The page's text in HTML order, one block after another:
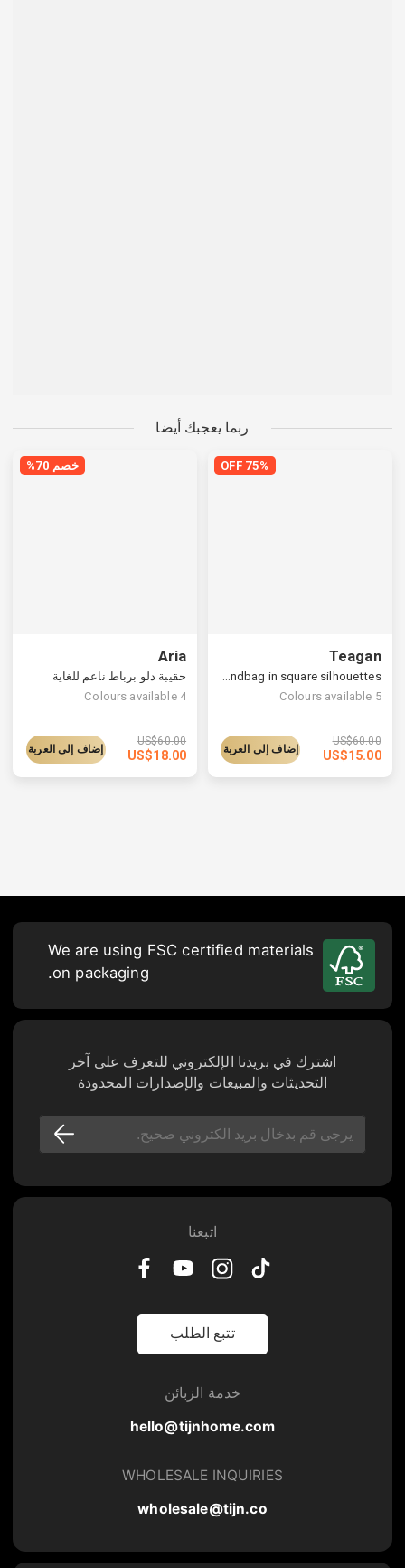
ربما يعجبك أيضا
75% OFF
Teagan
5
Colours available
US$60.00
US$15.00 إضاف إلى العربة
خصم 70%
Aria
حقيبة دلو برباط ناعم للغاية
4
Colours available
US$60.00
US$18.00 إضاف إلى العربة
We are using FSC certified materials
on packaging.
اشترك في بريدنا الإلكتروني للتعرف على آخر
التحديثات والمبيعات والإصدارات المحدودة
اتبعنا
تتبع الطلب
خدمة الزبائن
hello@tijnhome.com
WHOLESALE INQUIRIES
wholesale@tijn.co